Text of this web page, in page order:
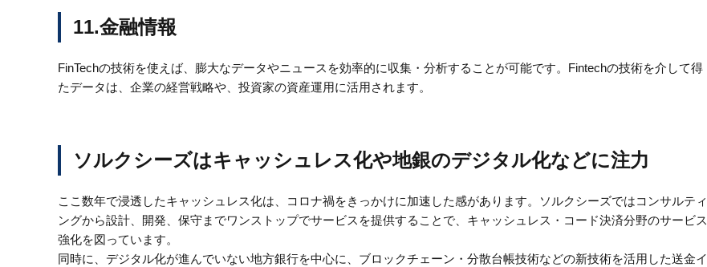
11.金融情報
FinTechの技術を使えば、膨大なデータやニュースを効率的に収集・分析することが可能です。Fintechの技術を介して得
たデータは、企業の経営戦略や、投資家の資産運用に活用されます。
ソルクシーズはキャッシュレス化や地銀のデジタル化などに注力
ここ数年で浸透したキャッシュレス化は、コロナ禍をきっかけに加速した感があります。ソルクシーズではコンサルティ
ングから設計、開発、保守までワンストップでサービスを提供することで、キャッシュレス・コード決済分野のサービス
強化を図っています。
同時に、デジタル化が進んでいない地方銀行を中心に、ブロックチェーン・分散台帳技術などの新技術を活用した送金イ